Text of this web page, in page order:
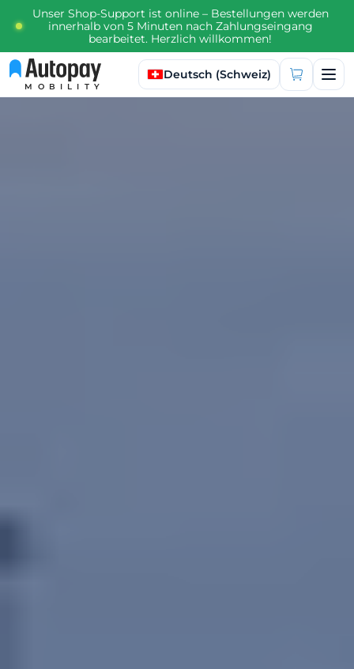
Unser Shop-Support ist online – Bestellungen werden
innerhalb von 5 Minuten nach Zahlungseingang
bearbeitet. Herzlich willkommen!
MOBILITY
Sprache auswählen
Deutsch (Schweiz)